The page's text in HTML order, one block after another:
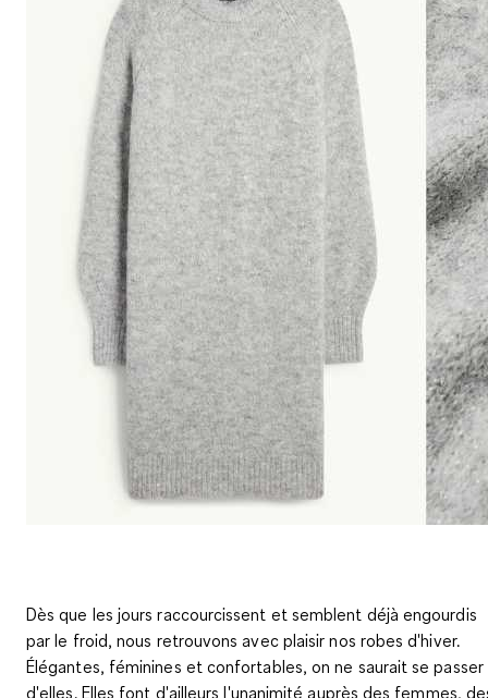
Dès que les jours raccourcissent et semblent déjà engourdis
par le froid, nous retrouvons avec plaisir nos robes d'hiver.
Élégantes, féminines et confortables, on ne saurait se passer
d'elles. Elles font d'ailleurs l'unanimité auprès des femmes,